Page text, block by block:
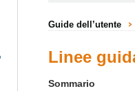
Guide dell’utente
Linee
Sommario